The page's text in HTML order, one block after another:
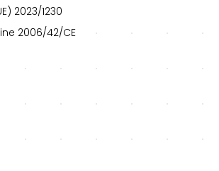
2023/1230
2006/42/CE